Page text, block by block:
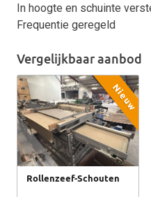
In hoogte en schuinte
Frequentie geregeld
Vergelijkbaar aanbod
Nieuw
Rollenzeef-Schouten